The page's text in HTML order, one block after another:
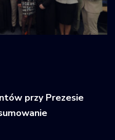
przy Prezesie